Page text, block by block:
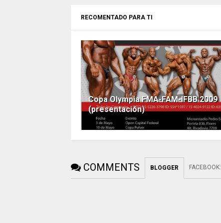
RECOMENTADO PARA TI
Copa Olympia FMA-FAM-IFBB 2009
(presentación)
COMMENTS BLOGGER FACEBOOK: